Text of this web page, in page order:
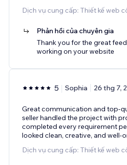
Dịch vụ cung cấp: Thiết kế web
Phản hồi của chuyên gia
Thank you for the great
working on your website
5 Sophia 26 thg 7,
Great communication and top-
seller handled the project with
completed every requirement
looked clean, creative, and well-
Dịch vụ cung cấp: Thiết kế web